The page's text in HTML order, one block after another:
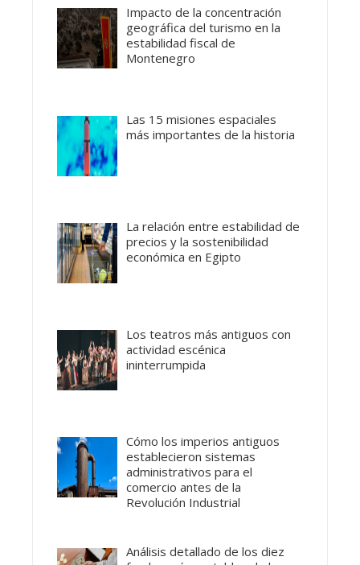
Impacto de la concentración
geográfica del turismo en la
estabilidad fiscal de
Montenegro
Las 15 misiones espaciales
más importantes de la historia
La relación entre estabilidad de
precios y la sostenibilidad
económica en Egipto
Los teatros más antiguos con
actividad escénica
ininterrumpida
Cómo los imperios antiguos
establecieron sistemas
administrativos para el
comercio antes de la
Revolución Industrial
Análisis detallado de los diez